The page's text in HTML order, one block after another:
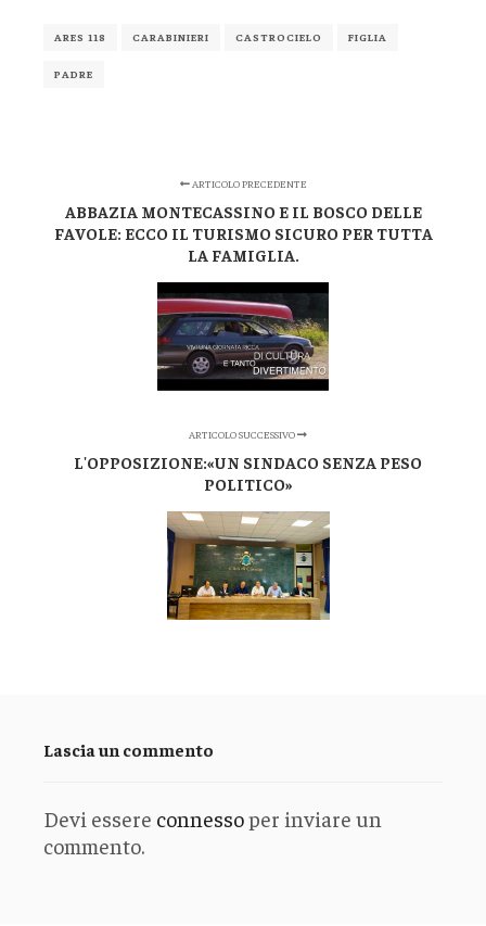
ARES 118 CARABINIERI CASTROCIELO FIGLIA
PADRE
ARTICOLO PRECEDENTE
ABBAZIA MONTECASSINO E IL BOSCO DELLE
FAVOLE: ECCO IL TURISMO SICURO PER TUTTA
LA FAMIGLIA.
ARTICOLO SUCCESSIVO
L'OPPOSIZIONE:«UN SINDACO SENZA PESO
POLITICO»
Lascia un commento
Devi essere connessoper inviare un
commento.